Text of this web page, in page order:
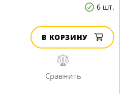
6 шт.
В КОРЗИНУ